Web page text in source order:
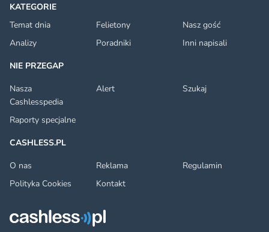
KATEGORIE
Temat dnia
Felietony
Nasz gość
Analizy
Poradniki
Inni napisali
NIE PRZEGAP
Nasza
Cashlesspedia
Alert Szukaj
Raporty specjalne
CASHLESS.PL
O nas
Reklama
Regulamin
Polityka Cookies
Kontakt